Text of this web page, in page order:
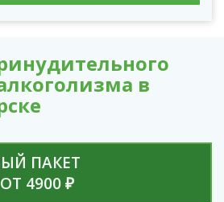
в
ПАКЕТ
4900 ₽